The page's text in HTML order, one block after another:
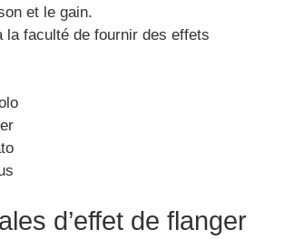
et le gain.
la faculté de fournir des effets
d’effet de flanger